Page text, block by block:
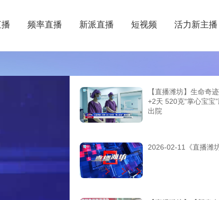
频率直播 新派直播 短视频 活力新主播
【直播潍坊】生命奇
+2天 520克“掌心宝宝
出院
2026-02-11《直播潍